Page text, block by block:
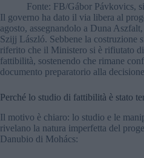
Fonte: FB/Gábor Pávkovics,
Il governo ha dato il via libera al
agosto, assegnandolo a Duna
Szijj László. Sebbene la costruzione
riferito che il Ministero si è rifiutato
fattibilità, sostenendo che rimane
documento preparatorio alla
Perché lo studio di fattibilità è stato
Il motivo è chiaro: lo studio e le
rivelano la natura imperfetta del
Danubio di Mohács: